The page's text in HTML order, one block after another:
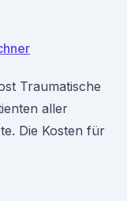
Traumatische
aller
Die Kosten für